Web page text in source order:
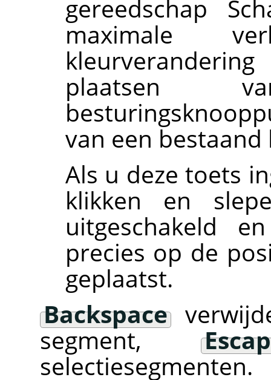
gereedschap
maximale
plaatsen
van een
Als u deze toets
klikken en
uitgeschakeld
precies op de
geplaatst.
Backspace
segment,
selectiesegmenten.